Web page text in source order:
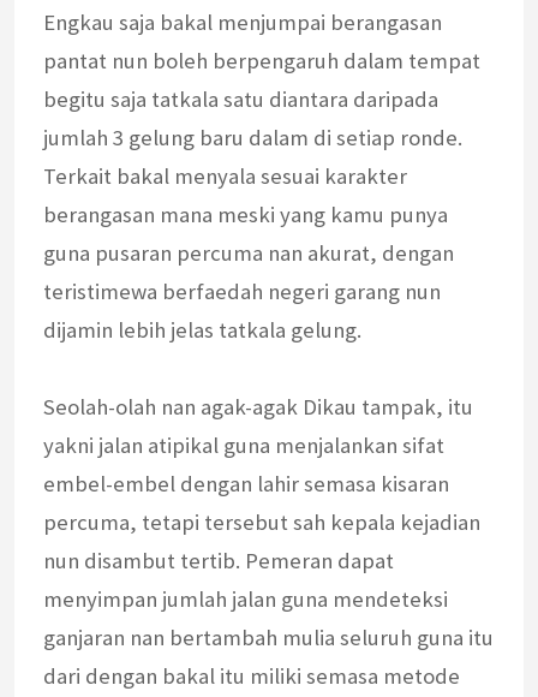
Engkau saja bakal menjumpai berangasan
pantat nun boleh berpengaruh dalam tempat
begitu saja tatkala satu diantara daripada
jumlah 3 gelung baru dalam di setiap ronde.
Terkait bakal menyala sesuai karakter
berangasan mana meski yang kamu punya
guna pusaran percuma nan akurat, dengan
teristimewa berfaedah negeri garang nun
dijamin lebih jelas tatkala gelung.
Seolah-olah nan agak-agak Dikau tampak, itu
yakni jalan atipikal guna menjalankan sifat
embel-embel dengan lahir semasa kisaran
percuma, tetapi tersebut sah kepala kejadian
nun disambut tertib. Pemeran dapat
menyimpan jumlah jalan guna mendeteksi
ganjaran nan bertambah mulia seluruh guna itu
dari dengan bakal itu miliki semasa metode